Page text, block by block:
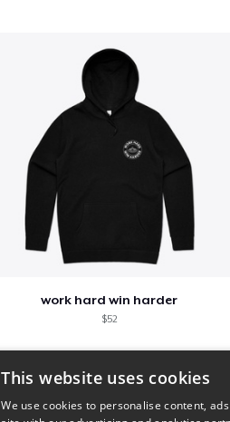
work hard win harder
$52
This website uses cookies
We use cookies to personalise content,